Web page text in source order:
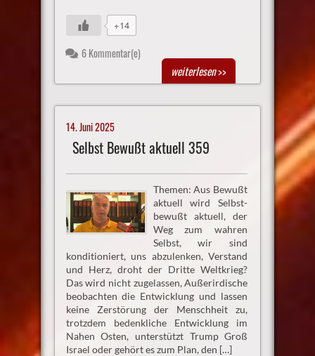
+14
6 Kommentar(e)
weiterlesen>>
14. Juni 2025
Selbst Bewußt aktuell 359
Themen: Aus Bewußt
aktuell wird Selbst-
bewußt aktuell, der
Weg zum wahren
Selbst, wir sind
konditioniert, uns abzulenken, Verstand
und Herz, droht der Dritte Weltkrieg?
Das wird nicht zugelassen, Außerirdische
beobachten die Entwicklung und lassen
keine Zerstörung der Menschheit zu,
trotzdem bedenkliche Entwicklung im
Nahen Osten, unterstützt Trump Groß
Israel oder gehört es zum Plan, den […]